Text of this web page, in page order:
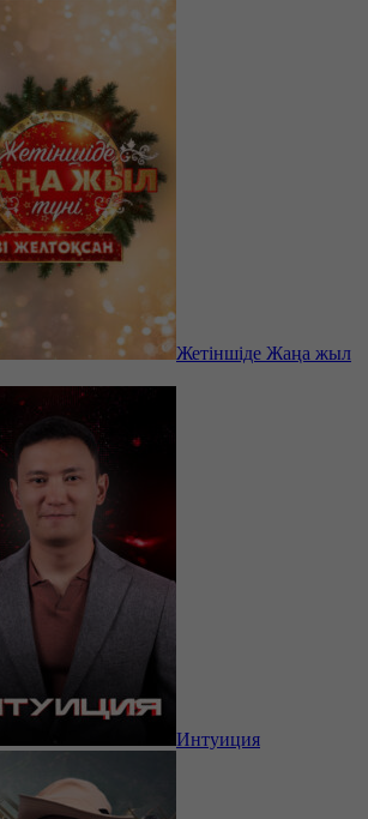
Жетіншіде Жаңа жыл
Интуиция